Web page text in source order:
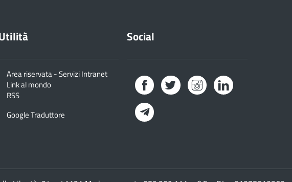
Area riservata - Servizi Intranet
Link al mondo
RSS
Google Traduttore
Social
FacebookTwitterInstagramLinkedIn